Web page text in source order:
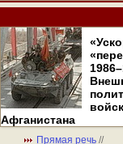
Афганистана
Прямая речь //